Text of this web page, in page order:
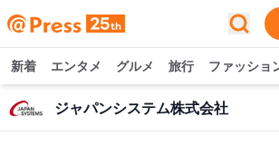
新着 エンタメ グルメ 旅行 ファッショ
ジャパンシステム株式会社